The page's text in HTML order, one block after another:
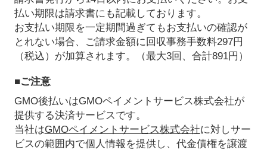
払い期限は請求書にも記載しております。
お支払い期限を一定期間過ぎてもお支払いの確認が
とれない場合、ご請求金額に回収事務手数料297円
（税込）が加算されます。（最大3回、合計891円）
■ご注意
GMO後払いはGMOペイメントサービス株式会社が
提供する決済サービスです。
当社はGMOペイメントサービス株式会社に対しサー
ビスの範囲内で個人情報を提供し、代金債権を譲渡